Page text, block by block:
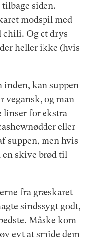
siden.
modspil med
chili. Og et drys
heller ikke (hvis
inden, kan suppen
vegansk, og man
linser for ekstra
eller
suppen, men hvis
en skive brød til
fra græskaret
sindssygt godt,
Måske kom
evt at smide dem